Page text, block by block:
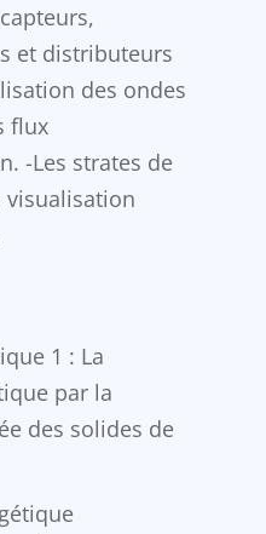
et distributeurs
des ondes
flux
-Les strates de
visualisation
1 : La
par la
des solides de